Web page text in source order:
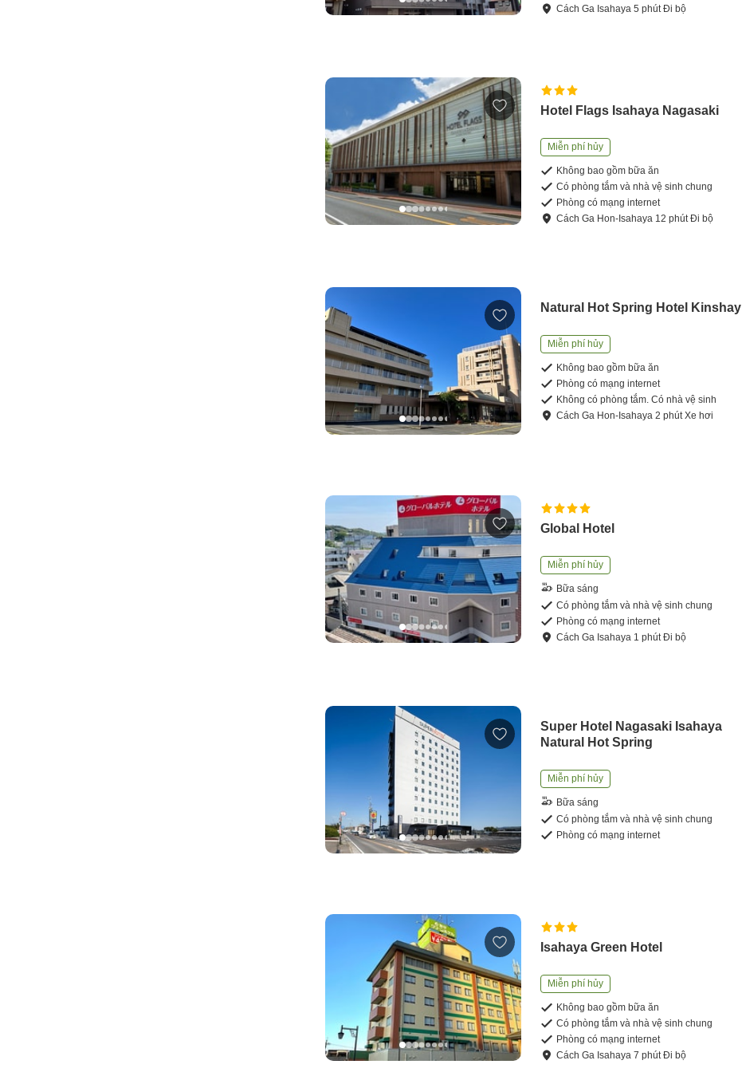
CáchGa Isahaya 5 phútĐi bộ
Hotel Flags Isahaya Nagasaki
Miễn phí hủy
Không bao gồm bữa ăn
Có phòng tắm và nhà vệ sinh chung
Phòng có mạng internet
CáchGa Hon-Isahaya 12 phútĐi bộ
Natural Hot Spring Hotel Kinshay
Miễn phí hủy
Không bao gồm bữa ăn
Phòng có mạng internet
Không có phòng tắm. Có nhà vệ sinh
CáchGa Hon-Isahaya 2 phútXe hơi
Global Hotel
Miễn phí hủy
Bữa sáng
Có phòng tắm và nhà vệ sinh chung
Phòng có mạng internet
CáchGa Isahaya 1 phútĐi bộ
Super Hotel Nagasaki Isahaya
Natural Hot Spring
Miễn phí hủy
Bữa sáng
Có phòng tắm và nhà vệ sinh chung
Phòng có mạng internet
Isahaya Green Hotel
Miễn phí hủy
Không bao gồm bữa ăn
Có phòng tắm và nhà vệ sinh chung
Phòng có mạng internet
CáchGa Isahaya 7 phútĐi bộ